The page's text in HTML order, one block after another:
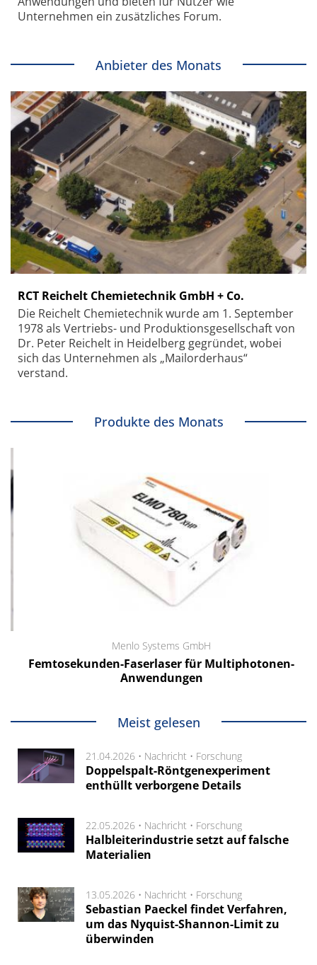
Unternehmen ein zusätzliches Forum.
Anbieter des Monats
RCT Reichelt Chemietechnik GmbH + Co.
Die Reichelt Chemietechnik wurde am 1. September
1978 als Vertriebs- und Produktionsgesellschaft von
Dr. Peter Reichelt in Heidelberg gegründet, wobei
sich das Unternehmen als „Mailorderhaus“
verstand.
Produkte des Monats
Menlo Systems GmbH
Femtosekunden-Faserlaser für Multiphotonen-
Anwendungen
Meist gelesen
21.04.2026 • Nachricht • Forschung
Doppelspalt-Röntgenexperiment
enthüllt verborgene Details
22.05.2026 • Nachricht • Forschung
Halbleiterindustrie setzt auf falsche
Materialien
13.05.2026 • Nachricht • Forschung
Sebastian Paeckel findet Verfahren,
um das Nyquist-Shannon-Limit zu
überwinden